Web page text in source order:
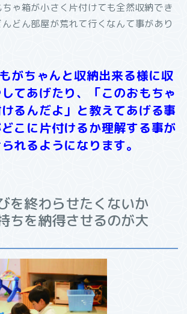
ゃ箱が小さく片付けても全然収納でき
どん部屋が荒れて行くなんて事があり
がちゃんと収納出来る様に収
てあげたり、「このおもちゃ
るんだよ」と教えてあげる事
こに片付けるか理解する事が
れるようになります。
を終わらせたくないか
ちを納得させるのが大